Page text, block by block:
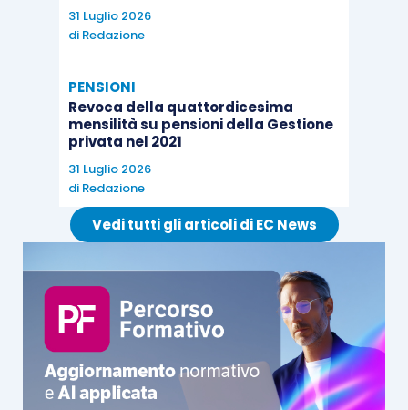
31 Luglio 2026
di Redazione
PENSIONI
Revoca della quattordicesima
mensilità su pensioni della Gestione
privata nel 2021
31 Luglio 2026
di Redazione
Vedi tutti gli articoli di EC News